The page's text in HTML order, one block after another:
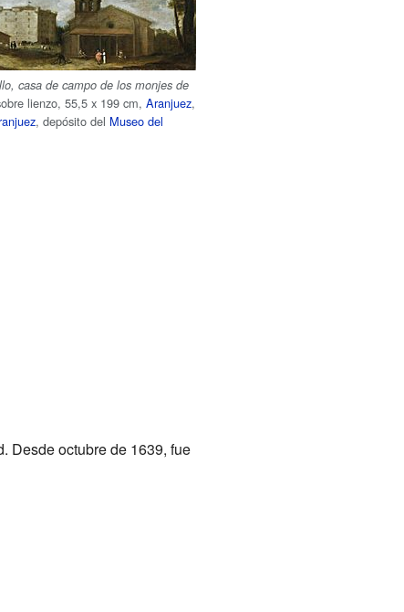
casa de campo de los monjes de
lienzo, 55,5 x 199 cm,Aranjuez,
, depósito del Museo del
Desde octubre de 1639, fue